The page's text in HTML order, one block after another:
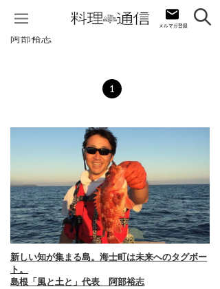
阿部裕志
1
新しい知が集まる島。海士町は未来へのタグボー
ト。
島根「風と土と」代表 阿部裕志